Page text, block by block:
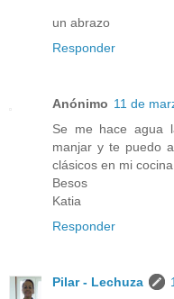
un abrazo
Responder
Anónimo 11 de
Se me hace agua
manjar y te puedo
clásicos en mi
Besos
Katia
Responder
Pilar - Lechuza